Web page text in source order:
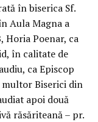
în biserica Sf.
Aula Magna a
Horia Poenar, ca
în calitate de
ca Episcop
multor Biserici din
apoi două
răsăriteană – pr.